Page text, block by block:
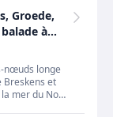
Groede,
à
des
nœuds longe
Breskens et
mer du Nord